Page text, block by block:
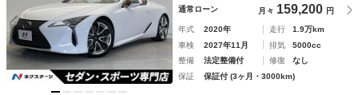
通常ローン 月々 159,200 円
年式 2020年 走行
1.9万km
車検
2027年11月 排気
5000cc
整備
法定整備付 修復
なし
保証
保証付 (3ヶ月・3000km)